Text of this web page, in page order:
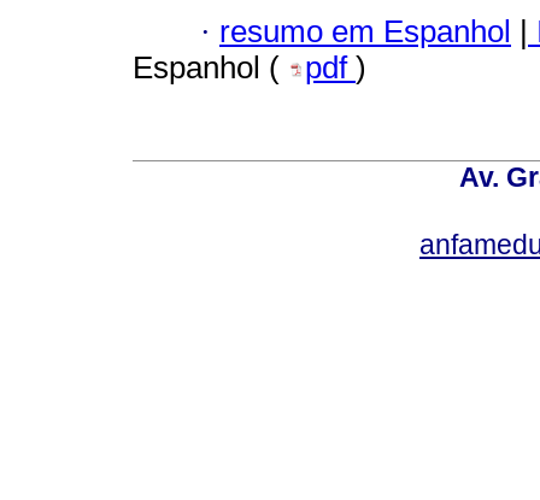
· resumo em Espanhol
Espanhol (
pdf )
Av.